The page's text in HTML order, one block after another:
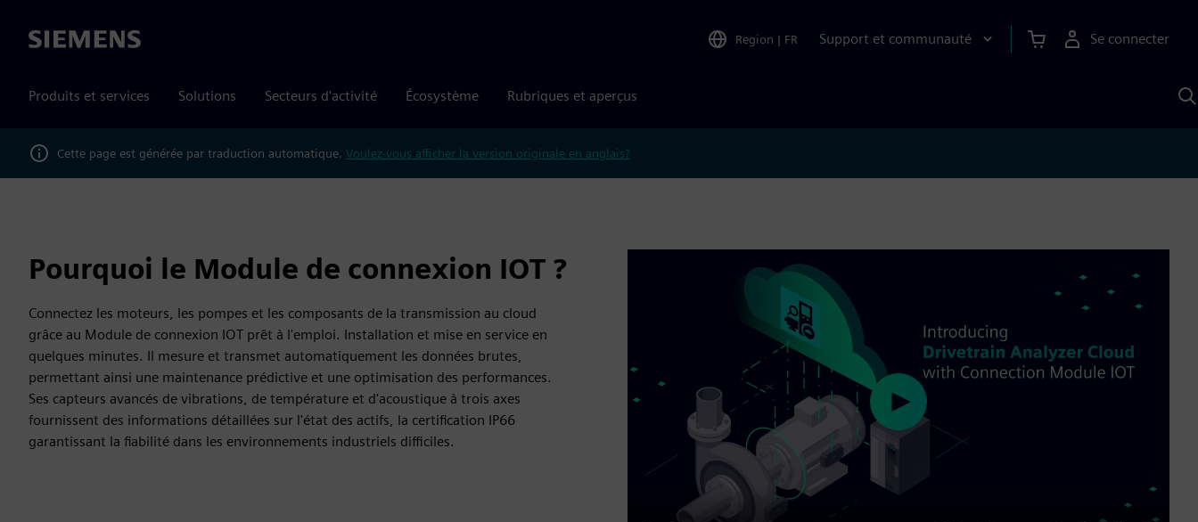
Siemens Region | FR Support et communauté Se connecter
Produits et services Solutions Secteurs d'activité Écosystème Rubriques et aperçus
Cette page est générée par traduction automatique. Voulez-vous afficher la version originale en anglais?
Pourquoi le Module de connexion IOT ?
Connectez les moteurs, les pompes et les composants de la transmission au cloud
grâce au Module de connexion IOT prêt à l'emploi. Installation et mise en service en
quelques minutes. Il mesure et transmet automatiquement les données brutes,
permettant ainsi une maintenance prédictive et une optimisation des performances.
Ses capteurs avancés de vibrations, de température et d'acoustique à trois axes
fournissent des informations détaillées sur l'état des actifs, la certification IP66
garantissant la fiabilité dans les environnements industriels difficiles.
Play